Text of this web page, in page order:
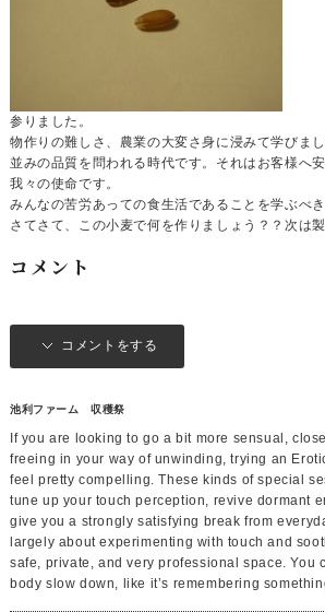
参りました。
物作りの難しさ、農業の大変さ身に浸みて学びま
並みの品質を問われる時代です。それはお客様へ
我々の使命です。
みんなの苦労あっての食生活であることを学ぶべき
さてさて、この小麦で何を作りましょう？？次は製
コメント
コメントをする
池利ファーム 収穫祭
If you are looking to go a bit more sensual,
freeing in your way of unwinding, trying an
feel pretty compelling. These kinds of special
tune up your touch perception, revive dormant
give you a strongly satisfying break from
largely about experimenting with touch and
safe, private, and very professional space. You
body slow down, like it’s remembering